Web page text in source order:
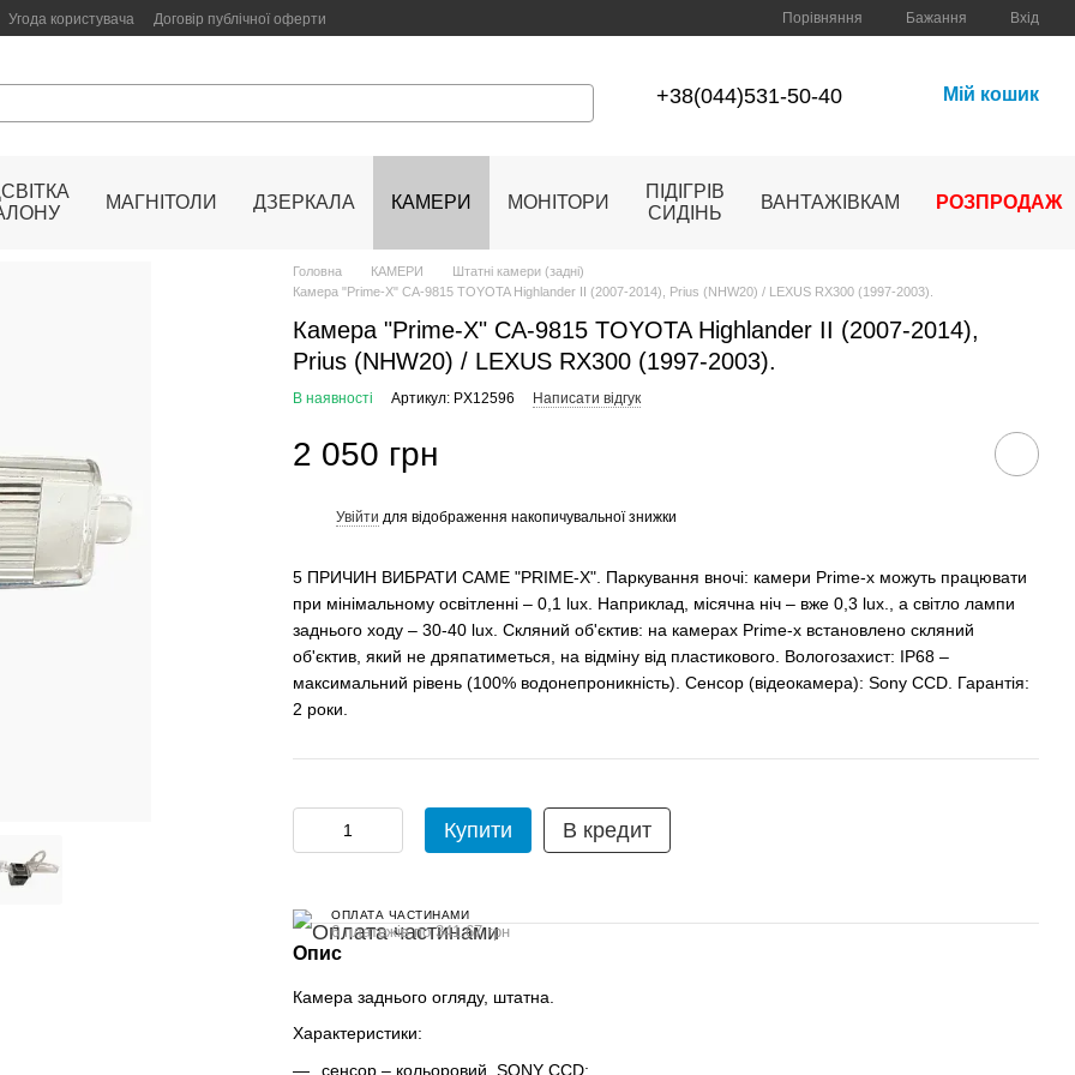
Угода користувача Договір публічної оферти Порівняння Бажання Вхід
+38(044)531-50-40 Мій кошик
МАГНІТОЛИ ДЗЕРКАЛА КАМЕРИ МОНІТОРИ
ПІДІГРІВ
СИДІНЬ
ВАНТАЖІВКАМ РОЗПРОДАЖ
Головна КАМЕРИ
Штатні камери (задні)
Камера "Prime-X" CA-9815 TOYOTA Highlander II (2007-2014), Prius (NHW20) / LEXUS RX300 (1997-2003).
Камера "Prime-X" CA-9815 TOYOTA Highlander II (2007-2014),
Prius (NHW20) / LEXUS RX300 (1997-2003).
В наявності Артикул: PX12596 Написати відгук
2 050 грн
Увійти для відображення накопичувальної знижки
5 ПРИЧИН ВИБРАТИ САМЕ "PRIME-X". Паркування вночі: камери Prime-x можуть працювати
при мінімальному освітленні – 0,1 lux. Наприклад, місячна ніч – вже 0,3 lux., а світло лампи
заднього ходу – 30-40 lux. Скляний об'єктив: на камерах Prime-x встановлено скляний
об'єктив, який не дряпатиметься, на відміну від пластикового. Вологозахист: IP68 –
максимальний рівень (100% водонепроникність). Сенсор (відеокамера): Sony CCD. Гарантія:
2 роки.
Купити В кредит
ОПЛАТА ЧАСТИНАМИ
6 платежів по 341.67 грн
Опис
Камера заднього огляду, штатна.
Характеристики:
сенсор – кольоровий, SONY CCD;